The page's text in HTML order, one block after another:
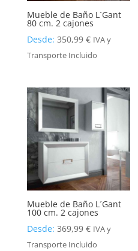
Mueble de Baño L´Gant
80 cm. 2 cajones
Desde: 350,99 € IVA y
Transporte Incluido
Mueble de Baño L´Gant
100 cm. 2 cajones
Desde: 369,99 € IVA y
Transporte Incluido